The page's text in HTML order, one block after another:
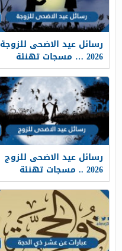
رسائل عيد الاضحى للزوجة
2026 … مسجات تهنئة
لزوجتي في العيد 1448
رسائل عيد الاضحى للزوج
2026 .. مسجات تهنئة
لزوجي في العيد 1448